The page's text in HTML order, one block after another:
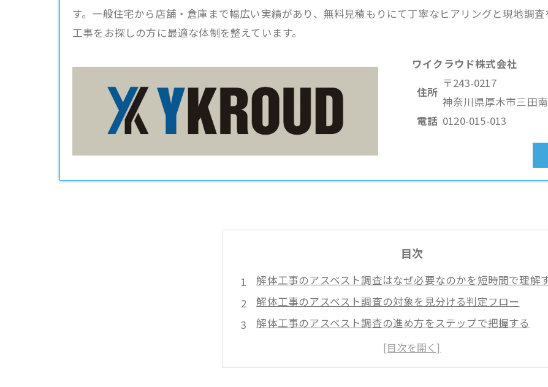
す。一般住宅から店舗・倉庫まで幅広い実績があり、無料見積もりにて丁寧なヒアリングと現地調
工事をお探しの方に最適な体制を整えています。
ワイクラウド株式会社
住所
〒243-0217
神奈川県厚木市三田
電話 0120-015-013
目次
解体工事のアスベスト調査はなぜ必要なのかを短時間で理解
解体工事のアスベスト調査の対象を見分ける判定フロー
解体工事のアスベスト調査の進め方をステップで把握する
解体工事のアスベスト調査の届出と報告の手順を正確に進め
解体工事のアスベスト調査における近隣説明とトラブル回避